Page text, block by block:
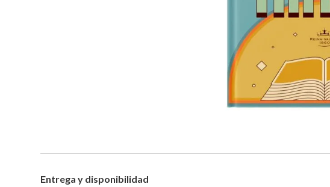
Entrega y disponibilidad